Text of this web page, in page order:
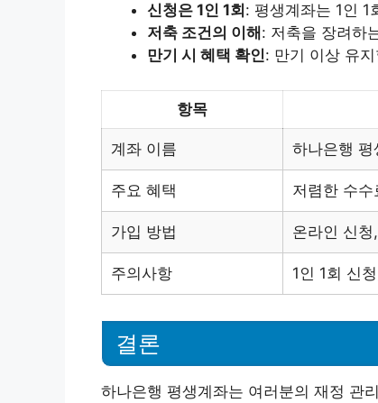
신청은 1인 1회 : 평생계좌는 1인 1
저축 조건의 이해 : 저축을 장려하
만기 시 혜택 확인: 만기 이상 유
항목
계좌 이름 하나은행 평
주요 혜택 저렴한 수
가입 방법 온라인 신
주의사항 1인 1회 신
결론
하나은행 평생계좌는 여러분의 재정 관